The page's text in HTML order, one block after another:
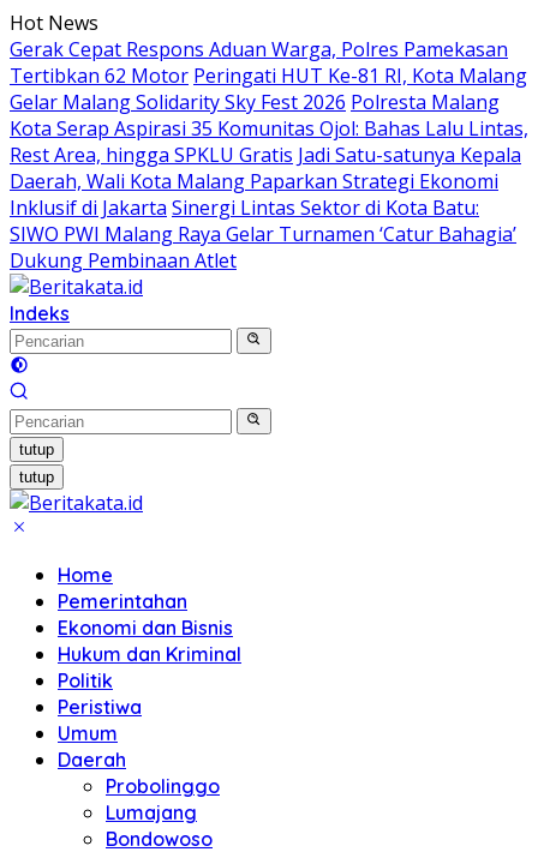
Langsung
ke
konten
Hot News
Gerak Cepat Respons Aduan Warga, Polres Pamekasan
Tertibkan 62 Motor Peringati HUT Ke-81 RI, Kota Malang
Gelar Malang Solidarity Sky Fest 2026 Polresta Malang
Kota Serap Aspirasi 35 Komunitas Ojol: Bahas Lalu Lintas,
Rest Area, hingga SPKLU Gratis Jadi Satu-satunya Kepala
Daerah, Wali Kota Malang Paparkan Strategi Ekonomi
Inklusif di Jakarta Sinergi Lintas Sektor di Kota Batu:
SIWO PWI Malang Raya Gelar Turnamen ‘Catur Bahagia’
Dukung Pembinaan Atlet
Indeks
tutup
tutup
Home
Pemerintahan
Ekonomi dan Bisnis
Hukum dan Kriminal
Politik
Peristiwa
Umum
Daerah
Probolinggo
Lumajang
Bondowoso